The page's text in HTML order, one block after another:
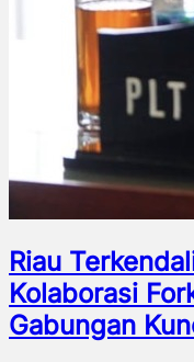
Riau
Kolaborasi
Gabungan